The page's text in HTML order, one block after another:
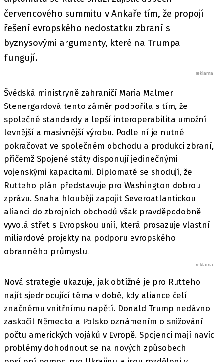
červencového summitu v Ankaře tím, že propojí
řešení evropského nedostatku zbraní s
byznysovými argumenty, které na Trumpa
fungují.
Švédská ministryně zahraničí Maria Malmer
Stenergardová tento záměr podpořila s tím, že
společné standardy a lepší interoperabilita umožní
levnější a masivnější výrobu. Podle ní je nutné
pokračovat ve společném obchodu a produkci zbraní,
přičemž Spojené státy disponují jedinečnými
vojenskými kapacitami. Diplomaté se shodují, že
Rutteho plán představuje pro Washington dobrou
zprávu. Snaha hlouběji zapojit Severoatlantickou
alianci do zbrojních obchodů však pravděpodobně
vyvolá střet s Evropskou unií, která prosazuje vlastní
miliardové projekty na podporu evropského
obranného průmyslu.
Nová strategie ukazuje, jak obtížné je pro Rutteho
najít sjednocující téma v době, kdy aliance čelí
značnému vnitřnímu napětí. Donald Trump nedávno
zaskočil Německo a Polsko oznámením o snižování
počtu amerických vojáků v Evropě. Spojenci mají navíc
problémy dohodnout se na nových způsobech